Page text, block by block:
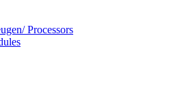
Processors